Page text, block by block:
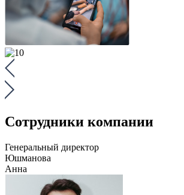
Сотрудники компании
Генеральный директор
Юшманова
Анна